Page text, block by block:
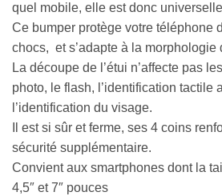
quel mobile, elle est donc
Ce bumper protège votre téléphone
chocs, et s’adapte à la morphologie
La découpe de l’étui n’affecte pas
photo, le flash, l’identification tactile
l’identification du visage.
Il est si sûr et ferme, ses 4 coins
sécurité supplémentaire.
Convient aux smartphones dont la
4,5″ et 7″ pouces